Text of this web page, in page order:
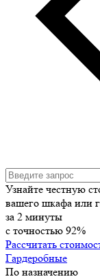
Узнайте честную
вашего шкафа или
за 2 минуты
с точностью 92%
Рассчитать
Гардеробные
По назначению